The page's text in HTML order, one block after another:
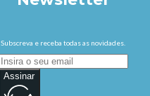
Subscreva e receba todas as novidades.
Assinar